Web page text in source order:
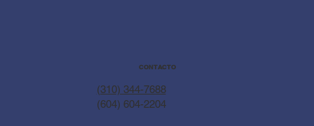
CONTACTO
(310) 344-7688
(604) 604-2204